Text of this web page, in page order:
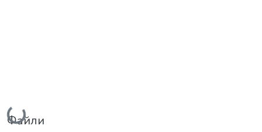
Вантажиться...
Файли